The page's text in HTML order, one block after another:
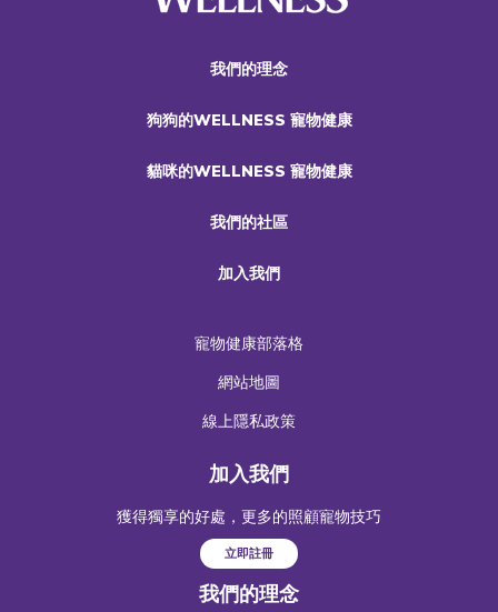
我們的理念
狗狗的WELLNESS 寵物健康
貓咪的WELLNESS 寵物健康
我們的社區
加入我們
寵物健康部落格
網站地圖
線上隱私政策
加入我們
獲得獨享的好處，更多的照顧寵物技巧
立即註冊
我們的理念